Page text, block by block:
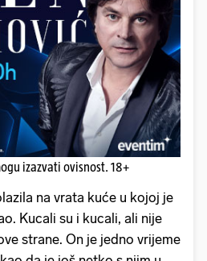
izazvati ovisnost. 18+
na vrata kuće u kojoj je
Kucali su i kucali, ali nije
strane. On je jedno vrijeme